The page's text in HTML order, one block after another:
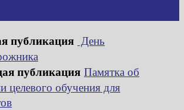
публикация День
публикация Памятка об
целевого обучения для